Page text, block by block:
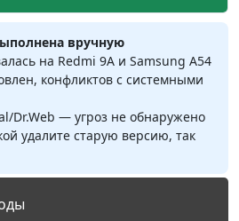
вручную
на Redmi 9A и Samsung A54
конфликтов с системными
Dr.Web — угроз не обнаружено
удалите старую версию, так